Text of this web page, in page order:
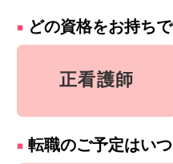
どの資格をお持ち
正看護師
転職のご予定はい